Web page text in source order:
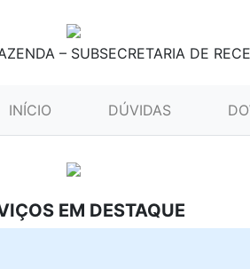
– SUBSECRETARIA DE
INÍCIO (CURRENT)DÚVIDAS
EM DESTAQUE